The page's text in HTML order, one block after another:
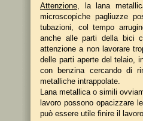
Attenzione,
la lana
microscopiche pagliuzze
tubazioni, col tempo
anche alle parti della bici
attenzione a non lavorare
delle parti aperte del telaio,
con benzina cercando di
metalliche intrappolate.
Lana metallica o simili
lavoro possono opacizzare
può essere utile finire il